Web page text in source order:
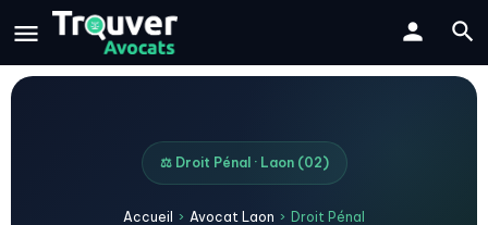
⚖️ Droit Pénal · Laon (02)
Accueil › Avocat Laon › Droit Pénal